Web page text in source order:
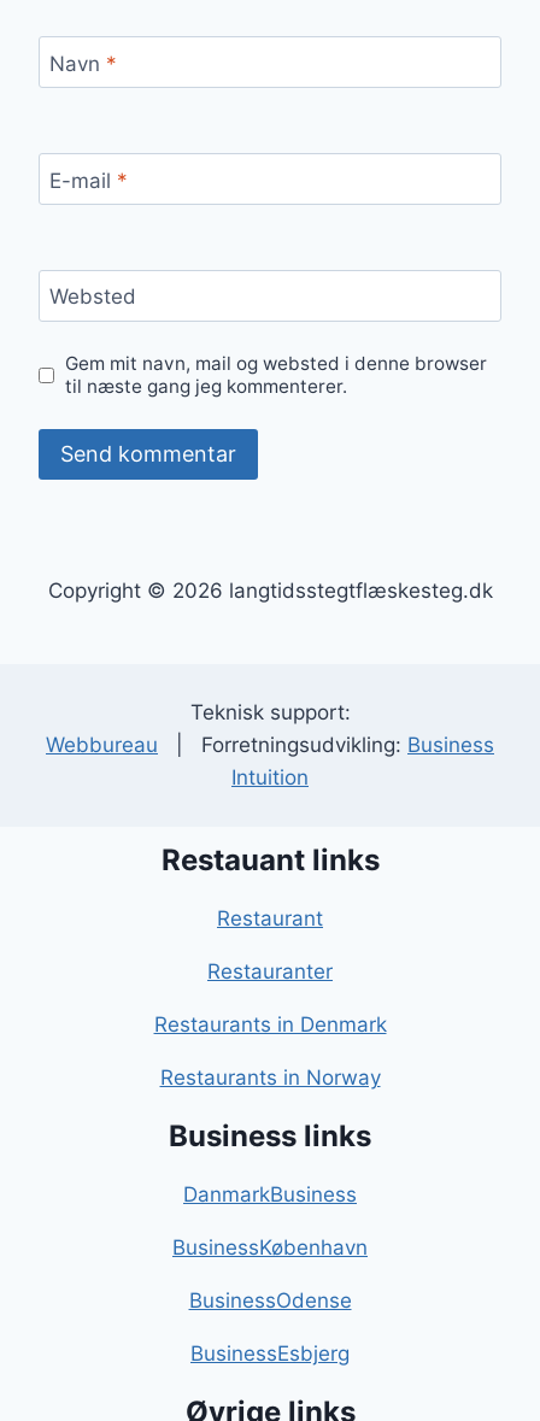
Navn *
E-mail *
Websted
Gem mit navn, mail og websted i denne browser
til næste gang jeg kommenterer.
Copyright © 2026 langtidsstegtflæskesteg.dk
Teknisk support:
Webbureau | Forretningsudvikling: Business
Intuition
Restauant links
Restaurant
Restauranter
Restaurants in Denmark
Restaurants in Norway
Business links
DanmarkBusiness
BusinessKøbenhavn
BusinessOdense
BusinessEsbjerg
Øvrige links